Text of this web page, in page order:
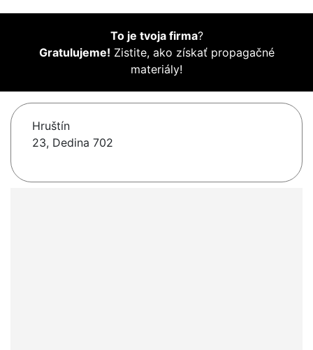
To je tvoja firma?
Gratulujeme! Zistite, ako získať propagačné
materiály!
Hruštín
23, Dedina 702